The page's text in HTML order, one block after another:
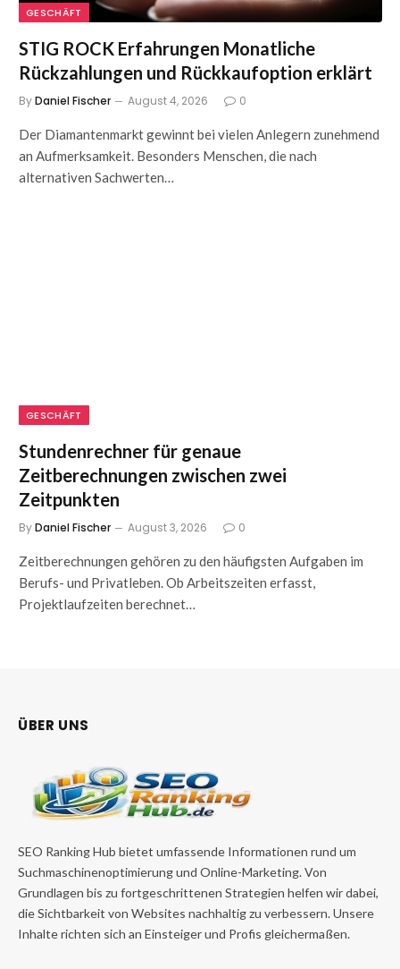
GESCHÄFT
STIG ROCK Erfahrungen Monatliche
Rückzahlungen und Rückkaufoption erklärt
ByDaniel Fischer August 4, 2026 0
Der Diamantenmarkt gewinnt bei vielen Anlegern zunehmend
an Aufmerksamkeit. Besonders Menschen, die nach
alternativen Sachwerten…
GESCHÄFT
Stundenrechner für genaue
Zeitberechnungen zwischen zwei
Zeitpunkten
ByDaniel Fischer August 3, 2026 0
Zeitberechnungen gehören zu den häufigsten Aufgaben im
Berufs- und Privatleben. Ob Arbeitszeiten erfasst,
Projektlaufzeiten berechnet…
ÜBER UNS
SEO Ranking Hub bietet umfassende Informationen rund um
Suchmaschinenoptimierung und Online-Marketing. Von
Grundlagen bis zu fortgeschrittenen Strategien helfen wir dabei,
die Sichtbarkeit von Websites nachhaltig zu verbessern. Unsere
Inhalte richten sich an Einsteiger und Profis gleichermaßen.